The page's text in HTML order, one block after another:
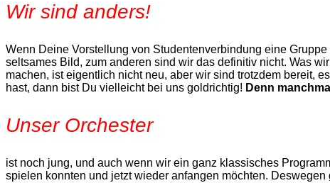
Wir sind anders!
Wenn Deine Vorstellung von Studentenverbindung eine
seltsames Bild, zum anderen sind wir das definitiv nicht. Was
machen, ist eigentlich nicht neu, aber wir sind trotzdem bereit,
hast, dann bist Du vielleicht bei uns goldrichtig! Denn
Unser Orchester
ist noch jung, und auch wenn wir ein ganz klassisches
spielen konnten und jetzt wieder anfangen möchten. Deswegen